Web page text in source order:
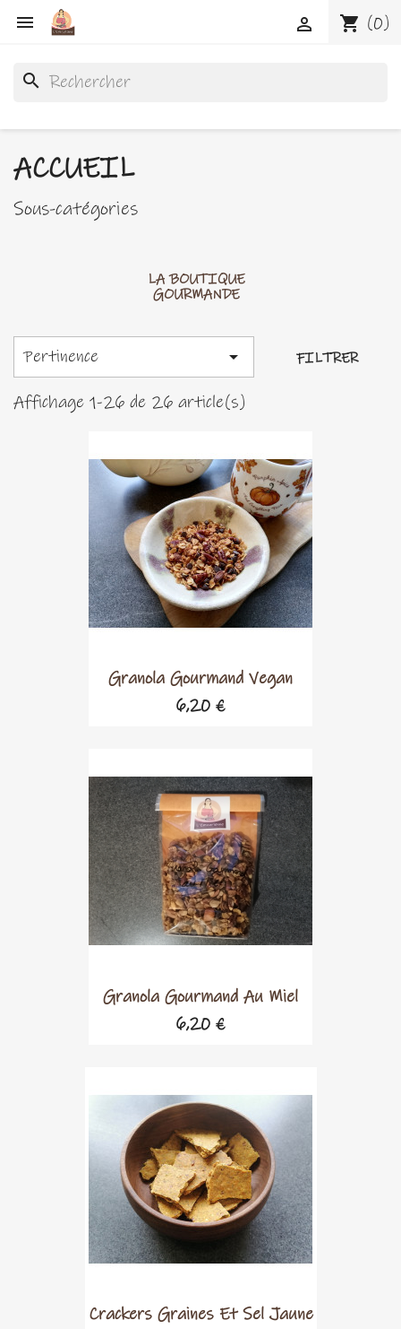
 shopping_cart (0)

search
ACCUEIL
Sous-catégories
LA BOUTIQUE
GOURMANDE
Pertinence  FILTRER
Affichage 1-26 de 26 article(s)
Granola Gourmand Vegan
6,20 €
Granola Gourmand Au Miel
6,20 €
Crackers Graines Et Sel Jaune